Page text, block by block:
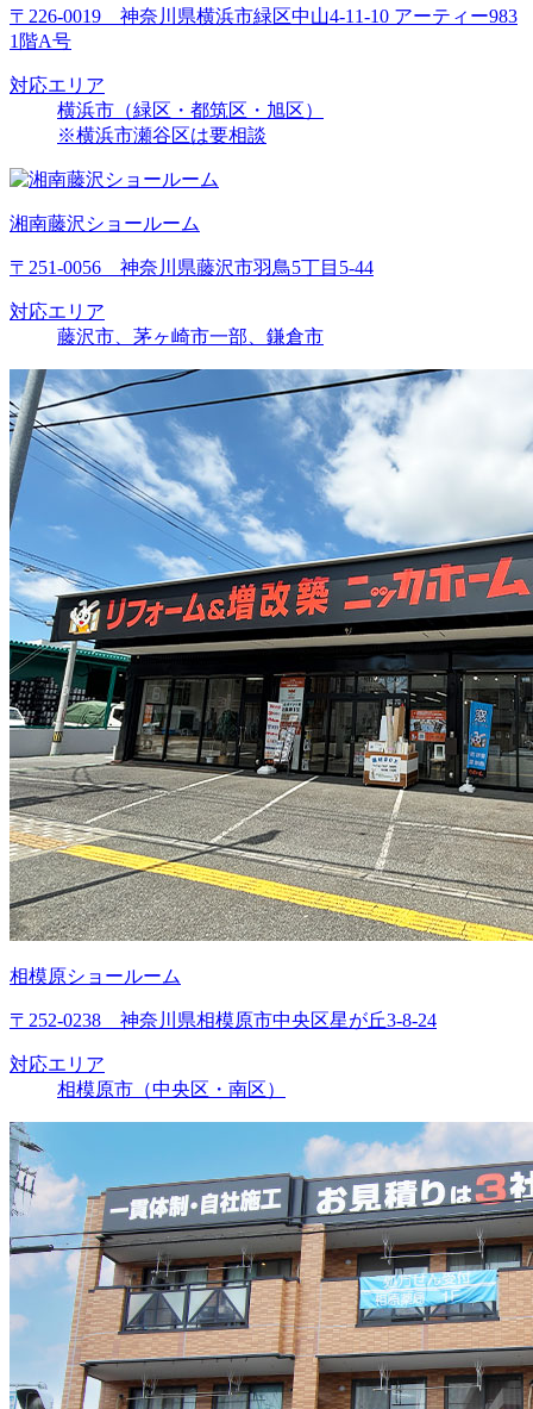
〒226-0019 神奈川県横浜市緑区中山4-11-10 アーティー983
1階A号
対応エリア
横浜市（緑区・都筑区・旭区）
※横浜市瀬谷区は要相談
湘南藤沢ショールーム
〒251-0056 神奈川県藤沢市羽鳥5丁目5-44
対応エリア
藤沢市、茅ヶ崎市一部、鎌倉市
相模原ショールーム
〒252-0238 神奈川県相模原市中央区星が丘3-8-24
対応エリア
相模原市（中央区・南区）